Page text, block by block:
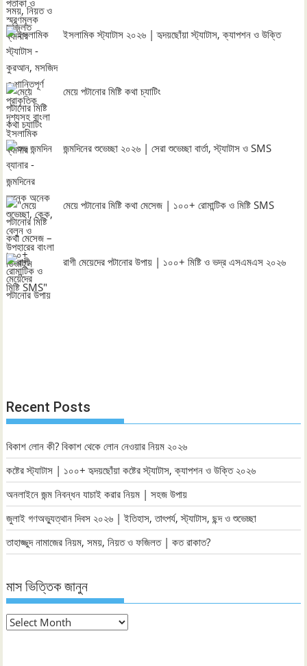
ইসলামিক স্ট্যাটাস ২০২৬ | হৃদয়ছোঁয়া স্ট্যাটাস, ক্যাপশন ও উক্তি
মেয়ে পটানোর মিষ্টি কথা চ্যাটিং
জন্মদিনের শুভেচ্ছা ২০২৬ | সেরা শুভেচ্ছা বার্তা, স্ট্যাটাস ও SMS
মেয়ে পটানোর মিষ্টি কথা মেসেজ | ১০০+ রোমান্টিক ও মিষ্টি SMS
রাগী মেয়েদের পটানোর উপায় | ১০০+ মিষ্টি ও ভদ্র এসএমএস ২০২৬
Recent Posts
বিকাশ লোন কী? বিকাশ থেকে লোন নেওয়ার নিয়ম ২০২৬
কষ্টের স্ট্যাটাস | ১০০+ হৃদয়ছোঁয়া কষ্টের স্ট্যাটাস, ক্যাপশন ও উক্তি ২০২৬
অনলাইনে জন্ম নিবন্ধন যাচাই করার নিয়ম | সহজ উপায়
জুলাই গণঅভ্যুত্থান দিবস ২০২৬ | ইতিহাস, তাৎপর্য, স্ট্যাটাস, ছন্দ ও শুভেচ্ছা
তাহাজ্জুদ নামাজের নিয়ম, সময়, নিয়ত ও ফজিলত | কত রাকাত?
মাস ভিত্তিক জানুন
মাস